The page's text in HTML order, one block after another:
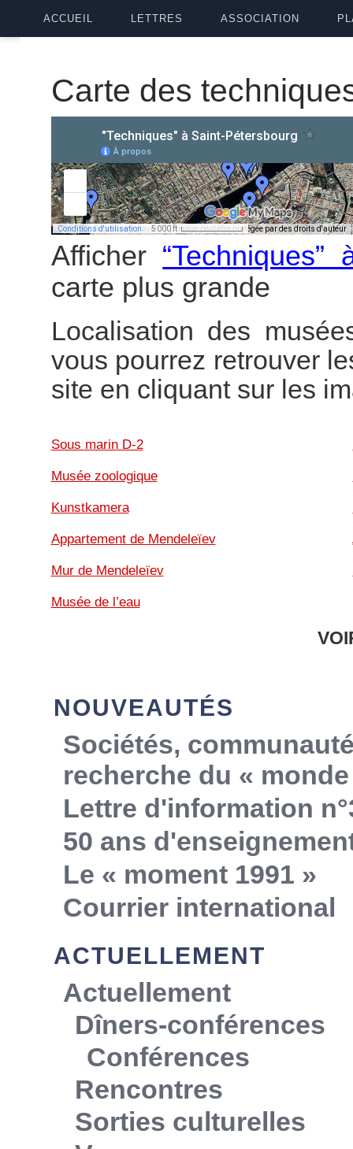
ACCUEIL LETTRES ASSOCIATION
Carte des
Afficher “Techniques”
carte plus grande
Localisation des
vous pourrez retrouver
site en cliquant sur les
Sous marin D-2
Musée zoologique
Kunstkamera
Appartement de Mendeleïev
Mur de Mendeleïev
Musée de l’eau
NOUVEAUTÉS
Sociétés,
recherche du «
Lettre d'information
50 ans
Le « moment 1991 »
Courrier international
ACTUELLEMENT
Actuellement
Dîners-conférences
Conférences
Rencontres
Sorties culturelles